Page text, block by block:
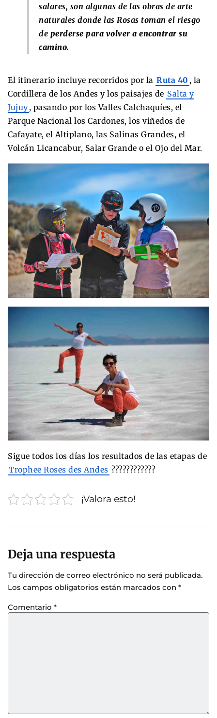
salares, son algunas de las obras de arte
naturales donde las Rosas toman el riesgo
de perderse para volver a encontrar su
camino.
El itinerario incluye recorridos por la Ruta 40 , la
Cordillera de los Andes y los paisajes de Salta y
Jujuy, pasando por los Valles Calchaquíes, el
Parque Nacional los Cardones, los viñedos de
Cafayate, el Altiplano, las Salinas Grandes, el
Volcán Licancabur, Salar Grande o el Ojo del Mar.
Sigue todos los días los resultados de las etapas de
Trophee Roses des Andes ????????????
¡Valora esto!
Deja una respuesta
Tu dirección de correo electrónico no será publicada.
Los campos obligatorios están marcados con *
Comentario *